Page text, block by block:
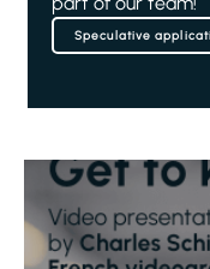
Speculative